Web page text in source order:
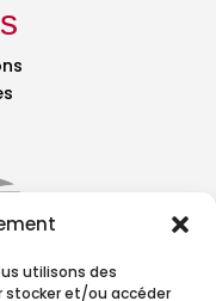
utilisons des
stocker et/ou accéder